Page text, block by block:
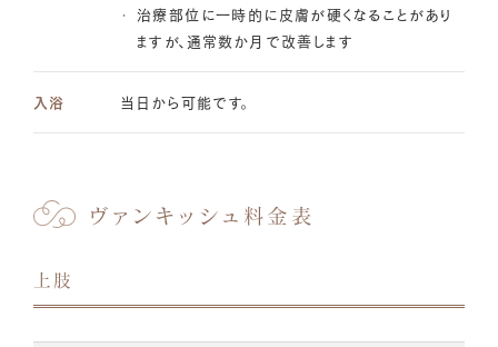
治療部位に一時的に皮膚が硬くなることがあり
ますが、通常数か月で改善します
入浴 当日から可能です。
ヴァンキッシュ料金表
上肢